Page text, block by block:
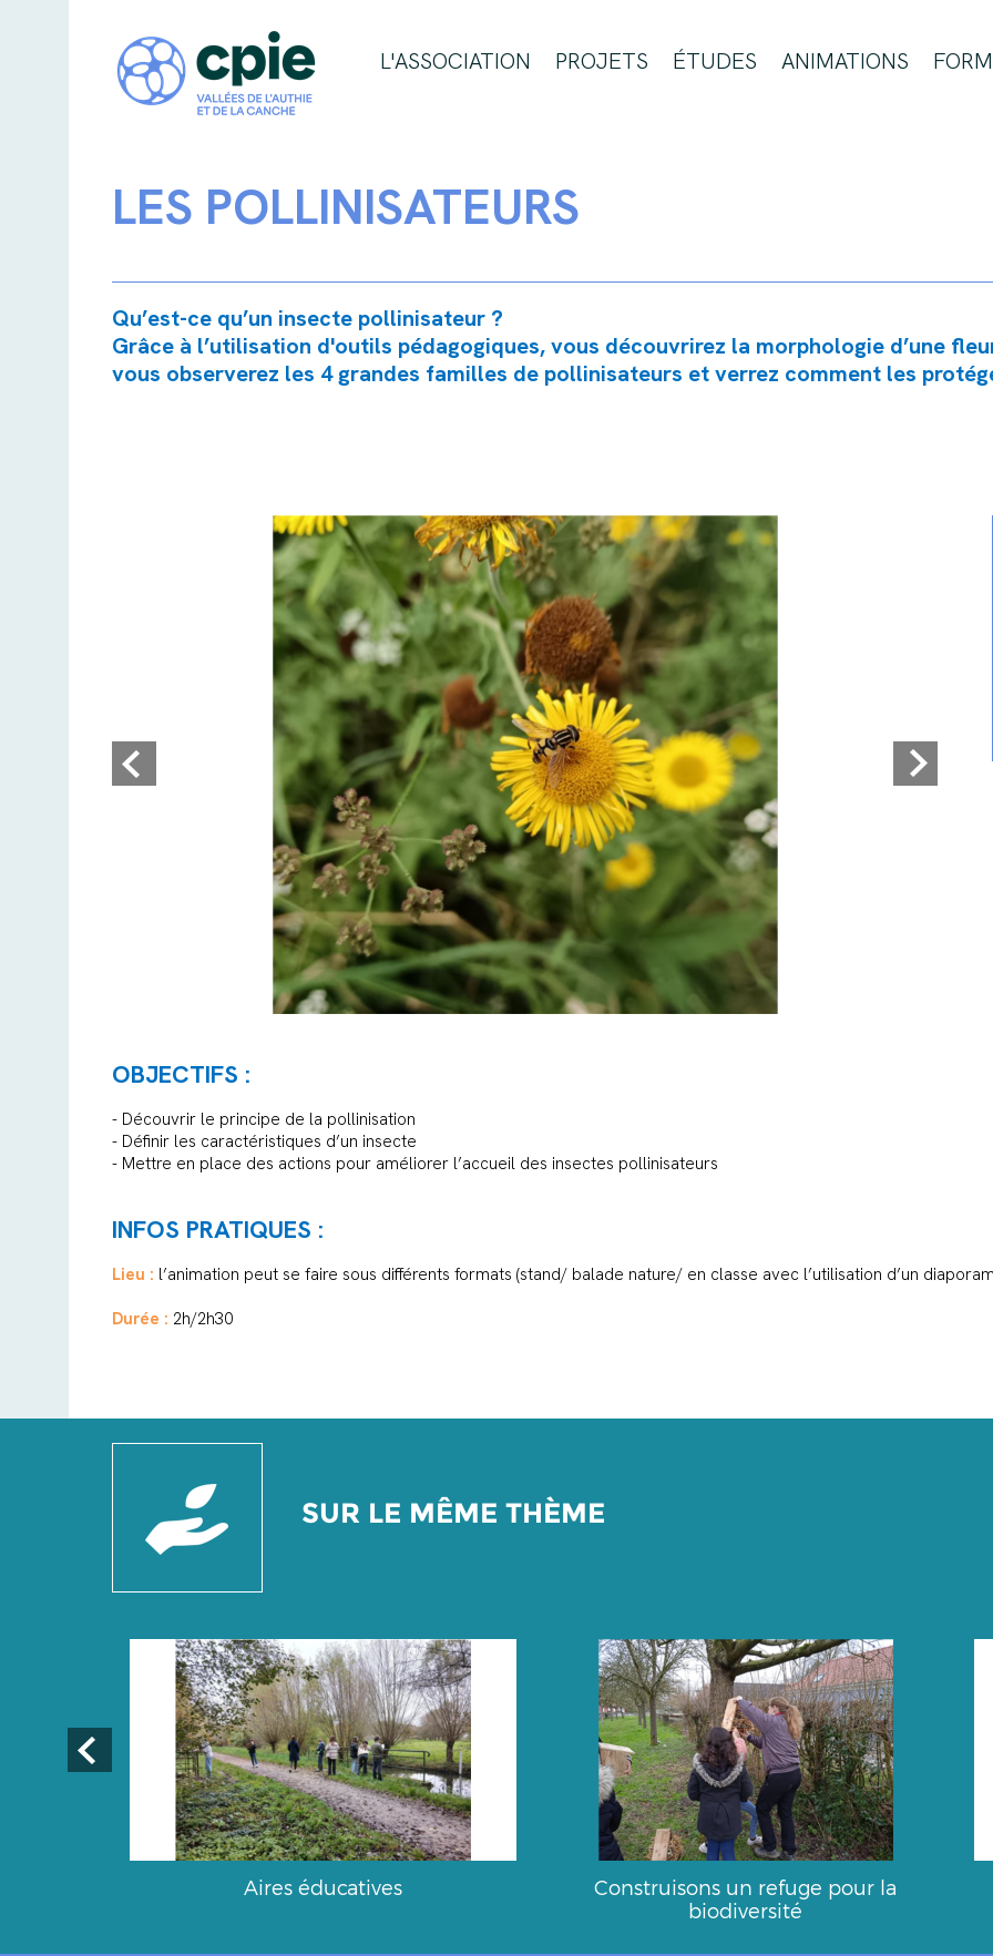
L'ASSOCIATION PROJETS ÉTUDES ANIMATIONS
LES POLLINISATEURS
Qu’est-ce qu’un insecte pollinisateur ?
Grâce à l’utilisation d'outils pédagogiques, vous découvrirez la morphologie d’une
vous observerez les 4 grandes familles de pollinisateurs et verrez comment les
OBJECTIFS :
- Découvrir le principe de la pollinisation
- Définir les caractéristiques d’un insecte
- Mettre en place des actions pour améliorer l’accueil des insectes pollinisateurs
INFOS PRATIQUES :
Lieu : l’animation peut se faire sous différents formats (stand/ balade nature/ en classe avec l’utilisation d’un
Durée : 2h/2h30
SUR LE MÊME THÈME
Aires éducatives
Construisons un refuge pour la
biodiversité